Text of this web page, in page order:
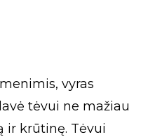
vyras
tėvui ne mažiau
ir krūtinę. Tėvui